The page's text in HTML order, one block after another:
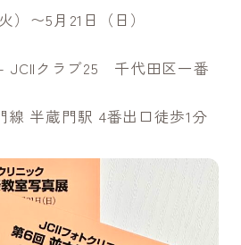
）〜5月21日（日）
JCIIクラブ25 千代田区一番
線 半蔵門駅 4番出口徒歩1分